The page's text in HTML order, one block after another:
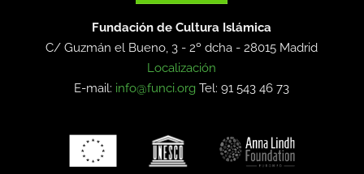
Fundación de Cultura Islámica
C/ Guzmán el Bueno, 3 - 2º dcha -28015 Madrid
Localización
E-mail: info@funci.org Tel: 91 543 46 73